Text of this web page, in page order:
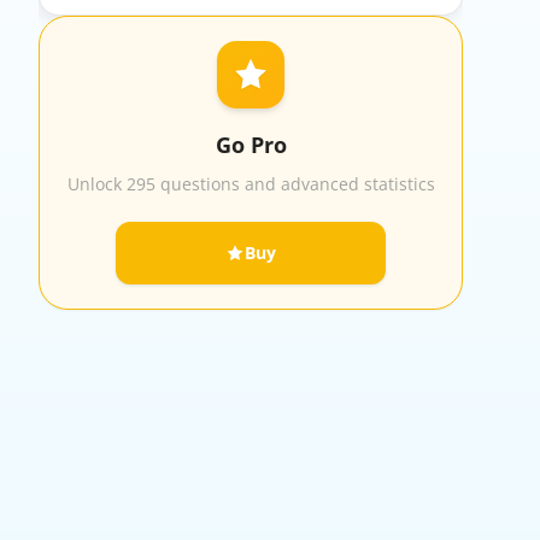
Go Pro
Unlock 295 questions and advanced statistics
Buy